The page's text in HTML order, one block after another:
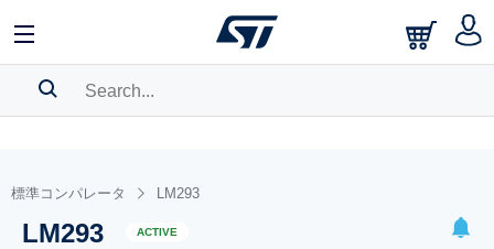
BOOKMARK
Pleaselog in to show your saved searches.
標準コンパレータ LM293
LM293 ACTIVE